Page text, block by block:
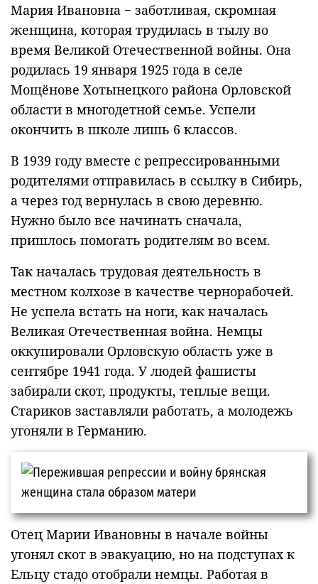
Мария Ивановна − заботливая, скромная
женщина, которая трудилась в тылу во
время Великой Отечественной войны. Она
родилась 19 января 1925 года в селе
Мощёнове Хотынецкого района Орловской
области в многодетной семье. Успели
окончить в школе лишь 6 классов.
В 1939 году вместе с репрессированными
родителями отправилась в ссылку в Сибирь,
а через год вернулась в свою деревню.
Нужно было все начинать сначала,
пришлось помогать родителям во всем.
Так началась трудовая деятельность в
местном колхозе в качестве чернорабочей.
Не успела встать на ноги, как началась
Великая Отечественная война. Немцы
оккупировали Орловскую область уже в
сентябре 1941 года. У людей фашисты
забирали скот, продукты, теплые вещи.
Стариков заставляли работать, а молодежь
угоняли в Германию.
Отец Марии Ивановны в начале войны
угонял скот в эвакуацию, но на подступах к
Ельцу стадо отобрали немцы. Работая в